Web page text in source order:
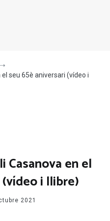
seu 65è aniversari (vídeo i
Casanova en el
i llibre)
2021